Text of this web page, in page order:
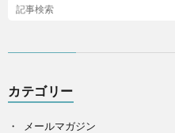
カテゴリー
メールマガジン